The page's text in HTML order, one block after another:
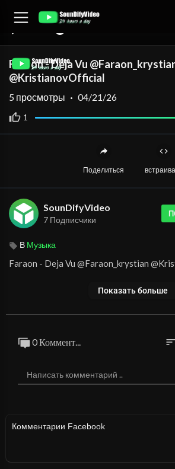
Faraon - Deja Vu
@KristianovOfficial
1
5 просмотры · 04/21/26
Поделиться
SounDifyVideo
7 Подписчики
В Музыка
⁣Faraon - Deja Vu @Faraon_krystian
Показать больше
0 Коммент... sort
Комментарии Facebook